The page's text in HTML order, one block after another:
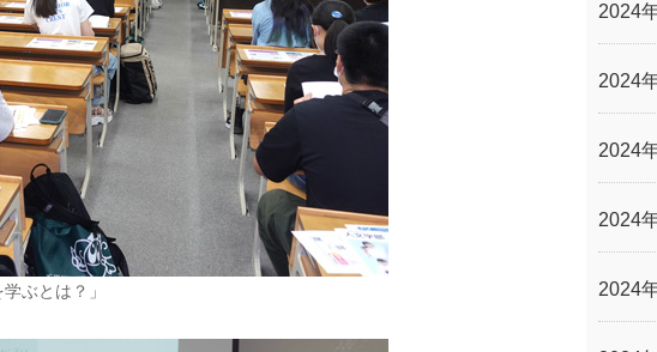
ぶとは？」
2024
2024
2024
2024
2024